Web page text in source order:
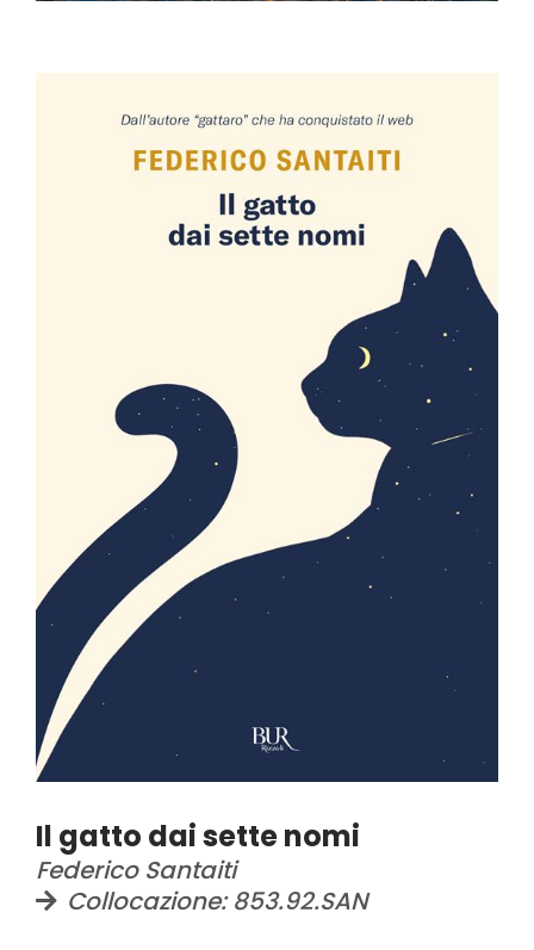
Il gatto dai sette nomi
Federico Santaiti
Collocazione: 853.92.SAN